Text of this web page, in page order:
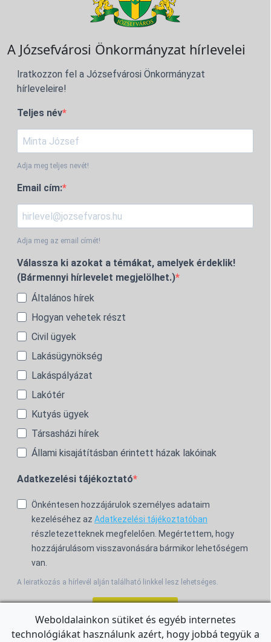
A Józsefvárosi Önkormányzat hírlevelei
Iratkozzon fel a Józsefvárosi Önkormányzat
hírleveleire!
Teljes név
Adja meg teljes nevét!
Email cím:
Adja meg az email címét!
Válassza ki azokat a témákat, amelyek érdeklik!
(Bármennyi hírlevelet megjelölhet.)
Általános hírek
Hogyan vehetek részt
Civil ügyek
Lakásügynökség
Lakáspályázat
Lakótér
Kutyás ügyek
Társasházi hírek
Állami kisajátításban érintett házak lakóinak
Adatkezelési tájékoztató
Önkéntesen hozzájárulok személyes adataim
kezeléséhez az Adatkezelési tájékoztatóban
részletezetteknek megfelelően. Megértettem, hogy
hozzájárulásom visszavonására bármikor lehetőségem
van.
A leiratkozás a hírlevél alján található linkkel lesz lehetséges.
Weboldalainkon sütiket és egyéb internetes
technológiákat használunk azért, hogy jobbá tegyük a